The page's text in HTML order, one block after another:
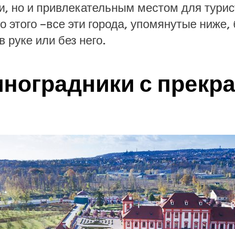
но и привлекательным местом для
этого –все эти города, упомянутые
или без него.
с